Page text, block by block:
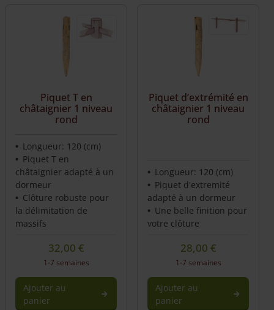
Piquet T en
châtaignier 1 niveau
rond
Longueur: 120 (cm)
Piquet T en
châtaignier adapté à un
dormeur
Clôture robuste pour
la délimitation de
massifs
32,00 €
1-7 semaines
Ajouter au
panier
Piquet d’extrémité en
châtaignier 1 niveau
rond
Longueur: 120 (cm)
Piquet d'extremité
adapté à un dormeur
Une belle finition pour
votre clôture
28,00 €
1-7 semaines
Ajouter au
panier